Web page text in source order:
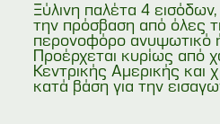
Ξύλινη παλέτα 4
την πρόσβαση από όλες
περονοφόρο ανυψωτικό
Προέρχεται κυρίως από
Κεντρικής Αμερικής και
κατά βάση για την